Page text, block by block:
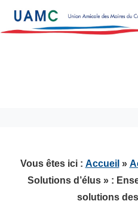
Vous êtes ici : Accueil »
Solutions d’élus » :
solutions